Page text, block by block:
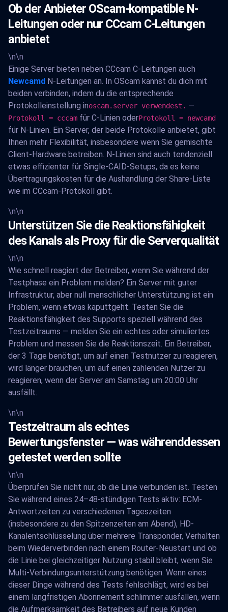
Ob der Anbieter OScam-kompatible N-
Leitungen oder nur CCcam C-Leitungen
anbietet
\n\n
Einige Server bieten neben CCcam C-Leitungen auch
Newcamd N-Leitungen an. In OScam kannst du dich mit
beiden verbinden, indem du die entsprechende
Protokolleinstellung inoscam.server verwendest. —
Protokoll = cccam für C-Linien oderProtokoll = newcamd
für N-Linien. Ein Server, der beide Protokolle anbietet, gibt
Ihnen mehr Flexibilität, insbesondere wenn Sie gemischte
Client-Hardware betreiben. N-Linien sind auch tendenziell
etwas effizienter für Single-CAID-Setups, da es keine
Übertragungskosten für die Aushandlung der Share-Liste
wie im CCcam-Protokoll gibt.
\n\n
Unterstützen Sie die Reaktionsfähigkeit
des Kanals als Proxy für die Serverqualität
\n\n
Wie schnell reagiert der Betreiber, wenn Sie während der
Testphase ein Problem melden? Ein Server mit guter
Infrastruktur, aber null menschlicher Unterstützung ist ein
Problem, wenn etwas kaputtgeht. Testen Sie die
Reaktionsfähigkeit des Supports speziell während des
Testzeitraums — melden Sie ein echtes oder simuliertes
Problem und messen Sie die Reaktionszeit. Ein Betreiber,
der 3 Tage benötigt, um auf einen Testnutzer zu reagieren,
wird länger brauchen, um auf einen zahlenden Nutzer zu
reagieren, wenn der Server am Samstag um 20:00 Uhr
ausfällt.
\n\n
Testzeitraum als echtes
Bewertungsfenster — was währenddessen
getestet werden sollte
\n\n
Überprüfen Sie nicht nur, ob die Linie verbunden ist. Testen
Sie während eines 24–48-stündigen Tests aktiv: ECM-
Antwortzeiten zu verschiedenen Tageszeiten
(insbesondere zu den Spitzenzeiten am Abend), HD-
Kanalentschlüsselung über mehrere Transponder, Verhalten
beim Wiederverbinden nach einem Router-Neustart und ob
die Linie bei gleichzeitiger Nutzung stabil bleibt, wenn Sie
Multi-Verbindungsunterstützung benötigen. Wenn eines
dieser Dinge während des Tests fehlschlägt, wird es bei
einem langfristigen Abonnement schlimmer ausfallen, wenn
die Aufmerksamkeit des Betreibers auf neue Kunden